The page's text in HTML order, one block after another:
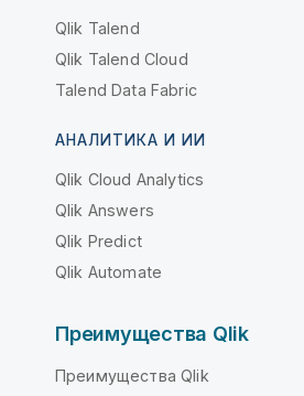
Qlik Talend
Qlik Talend Cloud
Talend Data Fabric
АНАЛИТИКА И ИИ
Qlik Cloud Analytics
Qlik Answers
Qlik Predict
Qlik Automate
Преимущества Qlik
Преимущества Qlik